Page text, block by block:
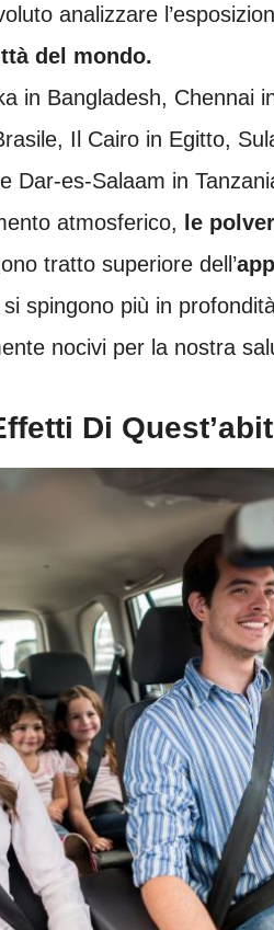
analizzare
del mondo.
in Bangladesh, Chennai
Il Cairo in Egitto,
Dar-es-Salaam in
atmosferico, le
tratto superiore dell’
spingono più in
nocivi per la nostra
Di